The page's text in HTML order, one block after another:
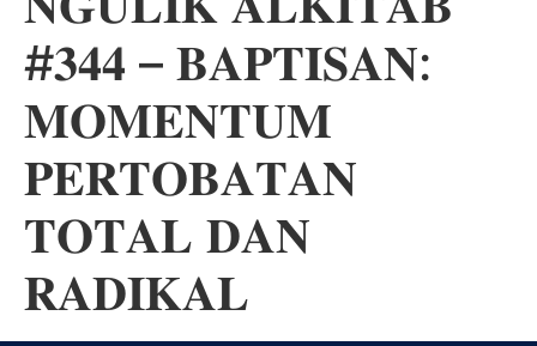
#𝟑𝟒𝟒 – 𝐁𝐀𝐏𝐓𝐈𝐒𝐀𝐍:
𝐌𝐎𝐌𝐄𝐍𝐓𝐔𝐌
𝐏𝐄𝐑𝐓𝐎𝐁𝐀𝐓𝐀𝐍
𝐓𝐎𝐓𝐀𝐋 𝐃𝐀𝐍
𝐑𝐀𝐃𝐈𝐊𝐀𝐋